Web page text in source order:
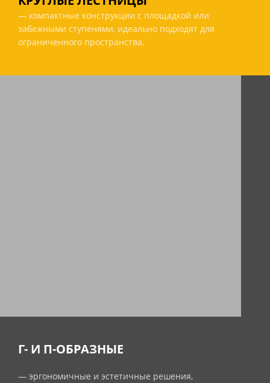
— компактные конструкции с площадкой или
забежными ступенями, идеально подходят для
ограниченного пространства.
Г- И П-ОБРАЗНЫЕ
— эргономичные и эстетичные решения,